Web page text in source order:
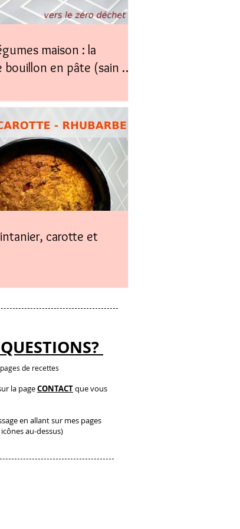
maison : la
bouillon en pâte (sain &
carotte et
de recettes
la pageCONTACTque vous
en allant sur mes pages
au-dessus)